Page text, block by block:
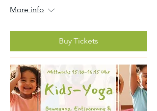
More info
Buy Tickets